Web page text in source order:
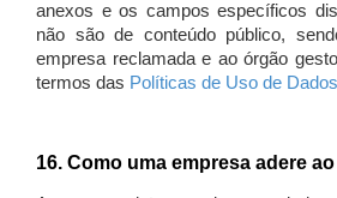
anexos e os campos específicos
não são de conteúdo público,
empresa reclamada e ao órgão
termos das Políticas de Uso de
16. Como uma empresa adere